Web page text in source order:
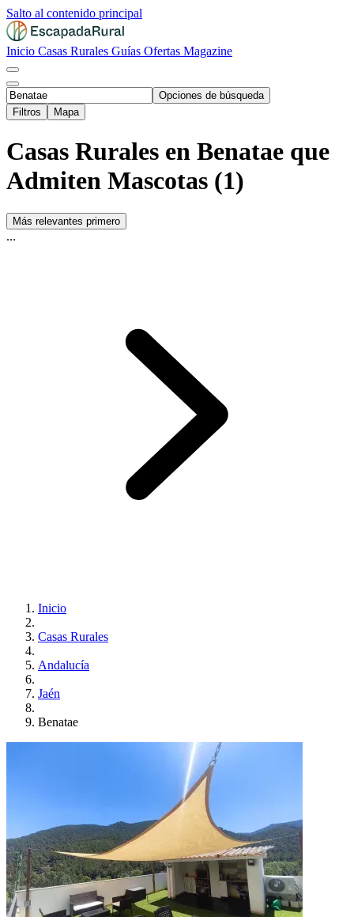
Salto al contenido principal
Inicio Casas Rurales Guías Ofertas Magazine
Opciones de búsqueda
Filtros
Mapa
Casas Rurales en Benatae que
Admiten Mascotas (1)
Más relevantes primero
...
Inicio
Casas Rurales
Andalucía
Jaén
Benatae